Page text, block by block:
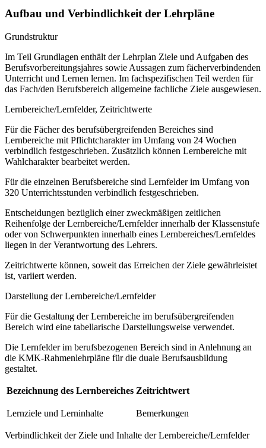
Aufbau und Verbindlichkeit der Lehrpläne
Grundstruktur
Im Teil Grundlagen enthält der Lehrplan Ziele und Aufgaben des
Berufsvorbereitungsjahres sowie Aussagen zum fächerverbindenden
Unterricht und Lernen lernen. Im fachspezifischen Teil werden für
das Fach/den Berufsbereich allgemeine fachliche Ziele ausgewiesen.
Lernbereiche/Lernfelder, Zeitrichtwerte
Für die Fächer des berufsübergreifenden Bereiches sind
Lernbereiche mit Pflichtcharakter im Umfang von 24 Wochen
verbindlich festgeschrieben. Zusätzlich können Lernbereiche mit
Wahlcharakter bearbeitet werden.
Für die einzelnen Berufsbereiche sind Lernfelder im Umfang von
320 Unterrichtsstunden verbindlich festgeschrieben.
Entscheidungen bezüglich einer zweckmäßigen zeitlichen
Reihenfolge der Lernbereiche/Lernfelder innerhalb der Klassenstufe
oder von Schwerpunkten innerhalb eines Lernbereiches/Lernfeldes
liegen in der Verantwortung des Lehrers.
Zeitrichtwerte können, soweit das Erreichen der Ziele gewährleistet
ist, variiert werden.
Darstellung der Lernbereiche/Lernfelder
Für die Gestaltung der Lernbereiche im berufsübergreifenden
Bereich wird eine tabellarische Darstellungsweise verwendet.
Die Lernfelder im berufsbezogenen Bereich sind in Anlehnung an
die KMK-Rahmenlehrpläne für die duale Berufsausbildung
gestaltet.
Bezeichnung des Lernbereiches Zeitrichtwert
Lernziele und Lerninhalte Bemerkungen
Verbindlichkeit der Ziele und Inhalte der Lernbereiche/Lernfelder